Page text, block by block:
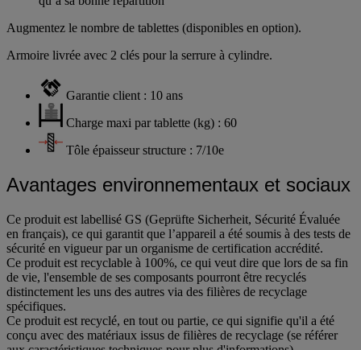
Augmentez le nombre de tablettes (disponibles en option).
Armoire livrée avec 2 clés pour la serrure à cylindre.
Garantie client : 10 ans
Charge maxi par tablette (kg) : 60
Tôle épaisseur structure : 7/10e
Avantages environnementaux et sociaux
Ce produit est labellisé GS (Geprüfte Sicherheit, Sécurité Évaluée
en français), ce qui garantit que l’appareil a été soumis à des tests de
sécurité en vigueur par un organisme de certification accrédité.
Ce produit est recyclable à 100%, ce qui veut dire que lors de sa fin
de vie, l'ensemble de ses composants pourront être recyclés
distinctement les uns des autres via des filières de recyclage
spécifiques.
Ce produit est recyclé, en tout ou partie, ce qui signifie qu'il a été
conçu avec des matériaux issus de filières de recyclage (se référer